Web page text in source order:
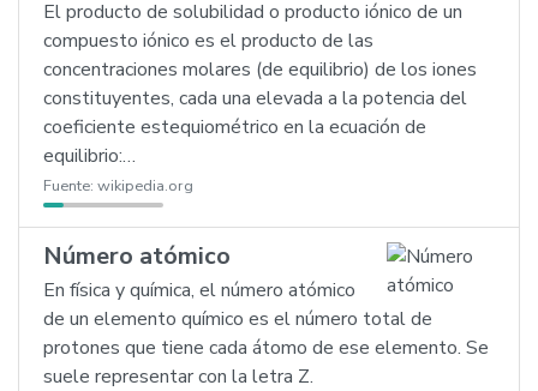
El producto de solubilidad o producto iónico de un
compuesto iónico es el producto de las
concentraciones molares (de equilibrio) de los iones
constituyentes, cada una elevada a la potencia del
coeficiente estequiométrico en la ecuación de
equilibrio:…
Fuente: wikipedia.org
Número atómico
En física y química, el número atómico
de un elemento químico es el número total de
protones que tiene cada átomo de ese elemento. Se
suele representar con la letra Z.